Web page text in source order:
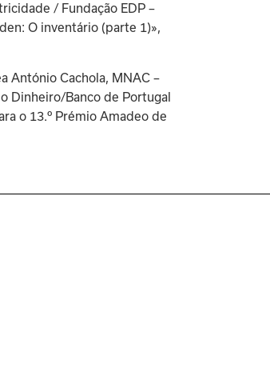
/ Fundação EDP –
O inventário (parte 1)»,
António Cachola, MNAC –
Dinheiro/Banco de Portugal
o 13.º Prémio Amadeo de